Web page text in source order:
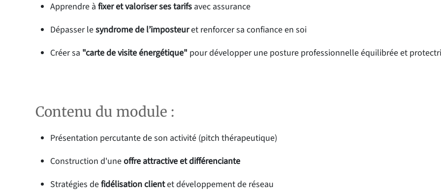
Apprendre à fixer et valoriser ses tarifs avec assurance
Dépasser lesyndrome de l’imposteuret renforcer sa confiance en soi
Créer sa "carte de visite énergétique" pour développer une posture professionnelle équilibrée et
Contenu du module :
Présentation percutante de son activité (pitch thérapeutique)
Construction d'uneoffre attractive et différenciante
Stratégies defidélisation clientet développement de réseau